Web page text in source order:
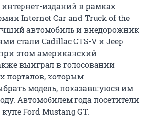
изданий в рамках
Internet Car and Truck of the
автомобиль и внедорожник
стали Cadillac CTS-V и Jeep
этом американский
выиграл в голосовании
порталов, которым
модель, показавшуюся им
Автомобилем года посетители
Ford Mustang GT.